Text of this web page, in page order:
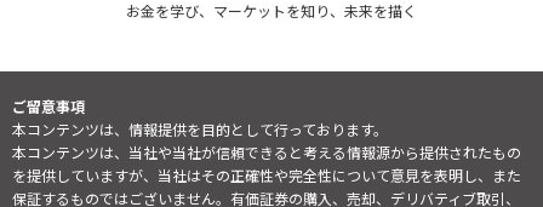
お金を学び、マーケットを知り、未来を描く
ご留意事項
本コンテンツは、情報提供を目的として行っております。
本コンテンツは、当社や当社が信頼できると考える情報源から提供されたもの
を提供していますが、当社はその正確性や完全性について意見を表明し、また
保証するものではございません。有価証券の購入、売却、デリバティブ取引、